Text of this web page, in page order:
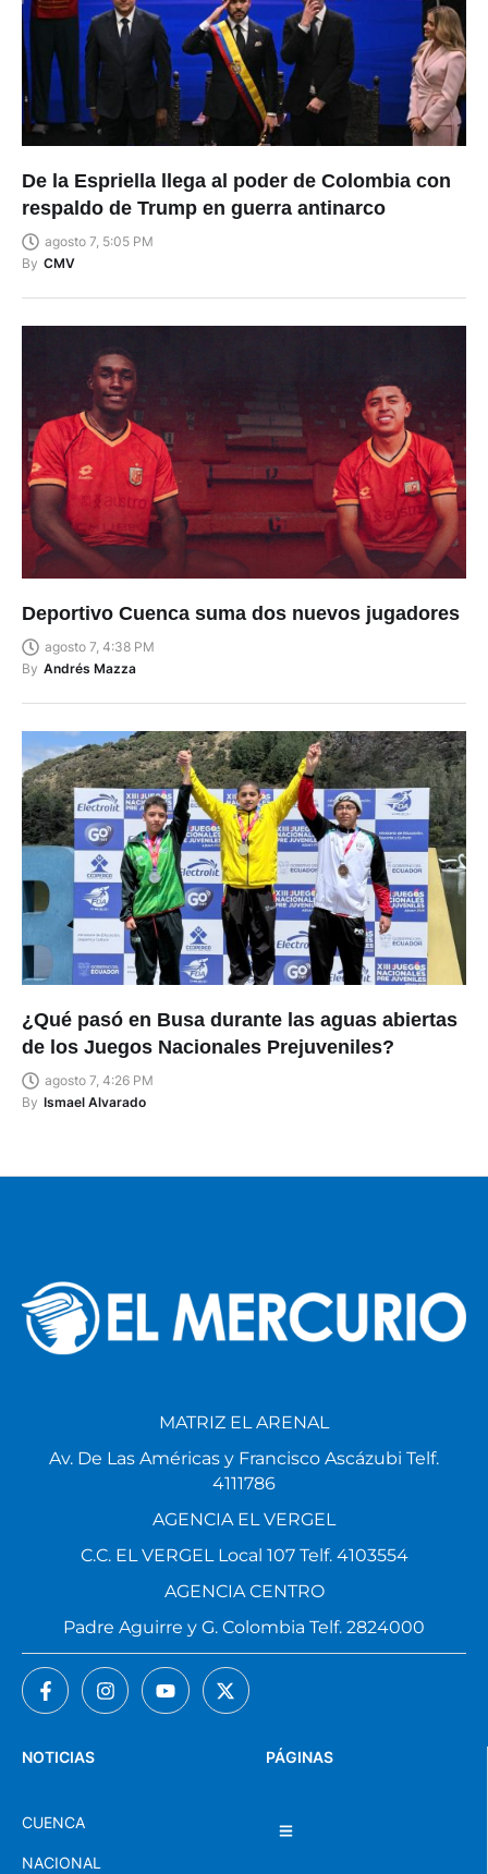
De la Espriella llega al poder de Colombia con
respaldo de Trump en guerra antinarco
agosto 7, 5:05 PM
By CMV
Deportivo Cuenca suma dos nuevos jugadores
agosto 7, 4:38 PM
By Andrés Mazza
¿Qué pasó en Busa durante las aguas abiertas
de los Juegos Nacionales Prejuveniles?
agosto 7, 4:26 PM
By Ismael Alvarado
PÁGINAS
NOTICIAS
CUENCA
NACIONAL
MATRIZ EL ARENAL
Av. De Las Américas y Francisco Ascázubi Telf.
4111786
AGENCIA EL VERGEL
C.C. EL VERGEL Local 107 Telf. 4103554
AGENCIA CENTRO
Padre Aguirre y G. Colombia Telf. 2824000